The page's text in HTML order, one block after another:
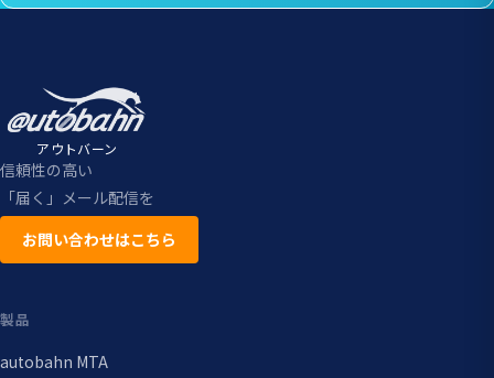
アウトバーン
信頼性の高い
「届く」メール配信を
お問い合わせはこちら
製品
autobahn MTA